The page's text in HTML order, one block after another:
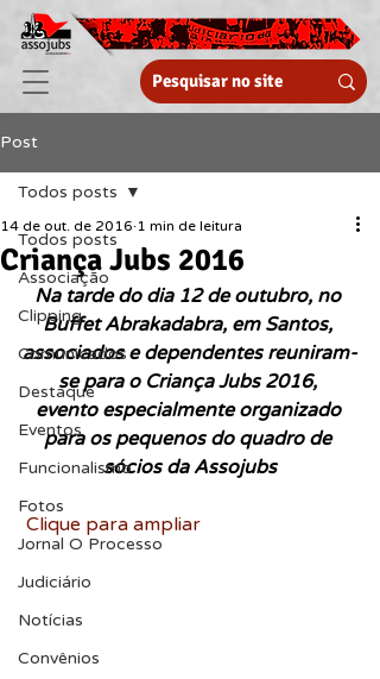
Post
Todos posts
Associação
Clipping
Comunicados
Destaque
Eventos
Funcionalismo
Fotos
Jornal O Processo
Judiciário
Notícias
Convênios
Todos posts
Criança Jubs 2016
14 de out. de 2016 1 min de leitura
Na tarde do dia 12 de outubro, no
Buffet Abrakadabra, em Santos,
associados e dependentes reuniram-
se para o Criança Jubs 2016,
evento especialmente organizado
para os pequenos do quadro de
sócios da Assojubs
Clique para ampliar